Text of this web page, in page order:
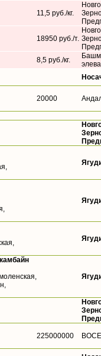
11,5 руб./кг.
18950 руб./т.
8,5 руб./кг.
20000
225000000